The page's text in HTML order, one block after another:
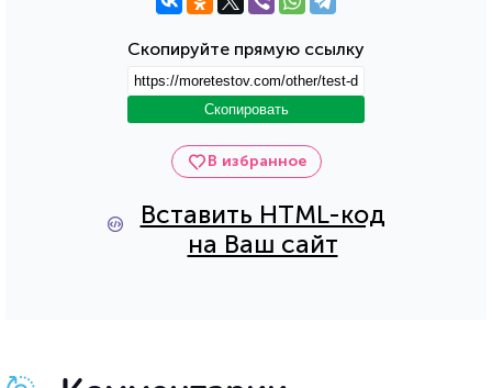
В избранное
Вставить HTML-код
на Ваш сайт
Скопируйте прямую ссылку
Скопировать